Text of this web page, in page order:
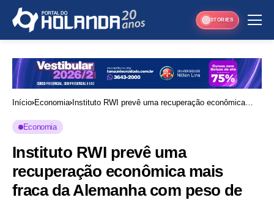
STORIES
Início Economia Instituto RWI prevê uma recuperação econômica
Economia
Instituto RWI prevê uma
recuperação econômica mais
fraca da Alemanha com peso de